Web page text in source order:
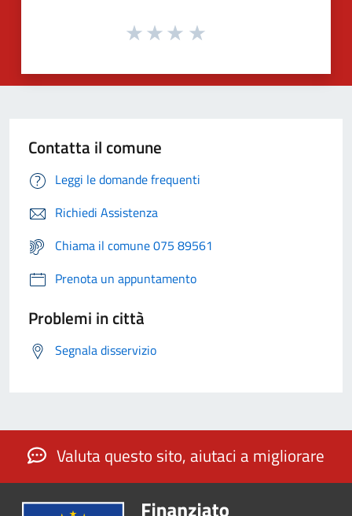
Contatta il comune
Leggi le domande frequenti
Richiedi Assistenza
Chiama il comune 075 89561
Prenota un appuntamento
Problemi in città
Segnala disservizio
Valuta questo sito, aiutaci a migliorare